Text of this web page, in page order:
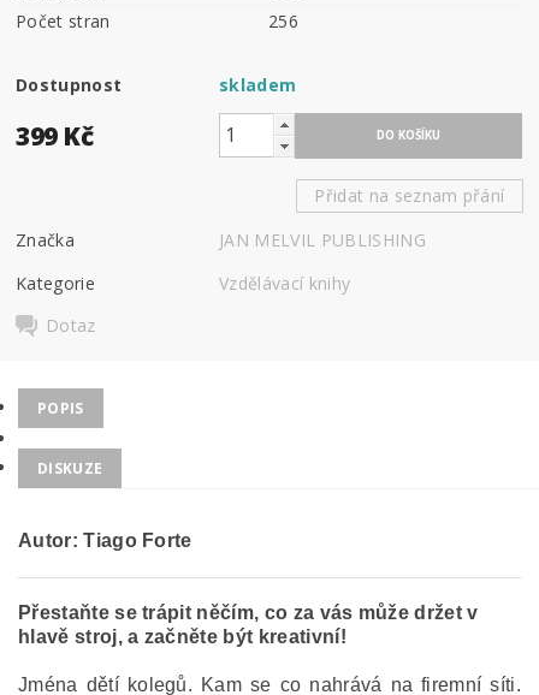
Počet stran
256
Dostupnost skladem
399 Kč
Přidat na seznam přání
Značka
JAN MELVIL PUBLISHING
Kategorie
Vzdělávací knihy
Dotaz
POPIS
DISKUZE
Autor: Tiago Forte
Přestaňte se trápit něčím, co za vás může držet v
hlavě stroj, a začněte být kreativní!
Jména dětí kolegů. Kam se co nahrává na firemní síti.